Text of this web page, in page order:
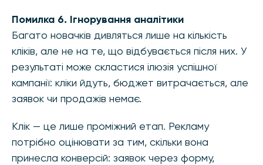
Помилка 6. Ігнорування аналітики
Багато новачків дивляться лише на кількість
кліків, але не на те, що відбувається після них. У
результаті може скластися ілюзія успішної
кампанії: кліки йдуть, бюджет витрачається, але
заявок чи продажів немає.
Клік — це лише проміжний етап. Рекламу
потрібно оцінювати за тим, скільки вона
принесла конверсій: заявок через форму,